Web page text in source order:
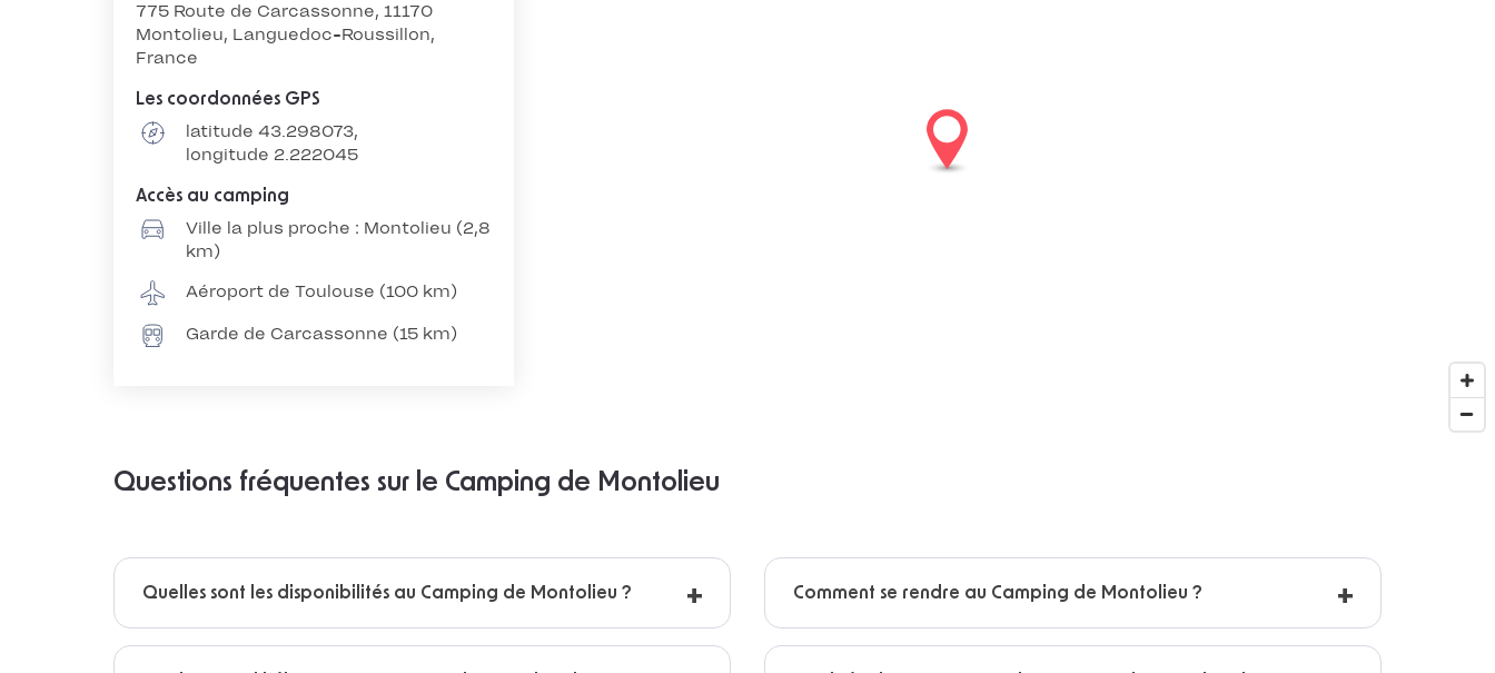
775 Route de Carcassonne, 11170
Montolieu, Languedoc-Roussillon,
France
Les coordonnées GPS
latitude 43.298073,
longitude 2.222045
Accès au camping
Ville la plus proche : Montolieu (2,8
km)
Aéroport de Toulouse (100 km)
Garde de Carcassonne (15 km)
Questions fréquentes sur le Camping de Montolieu
Quelles sont les disponibilités au Camping de Montolieu ? Comment se rendre au Camping de Montolieu ?